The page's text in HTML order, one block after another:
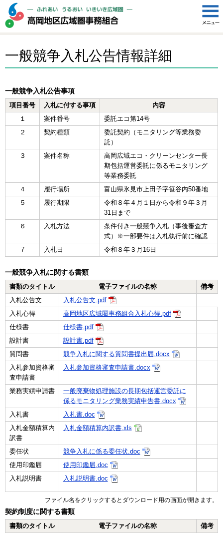
一般競争入札公告情報詳細
一般競争入札公告事項
項目番号 入札に付する事項
内容
１
案件番号
委託エコ第14号
２
契約種類
委託契約（モニタリング等業務委
託）
３
案件名称
高岡広域エコ・クリーンセンター長
期包括運営委託に係るモニタリング
等業務委託
４
履行場所
富山県氷見市上田子字笹谷内50番地
５
履行期限
令和８年４月１日から令和９年３月
31日まで
６
入札方法
条件付き一般競争入札（事後審査方
式）※一部要件は入札執行前に確認
7
入札日 令和８年３月16日
一般競争入札に関する書類
書類のタイトル 電子ファイルの名称
備考
入札公告文
入札公告文.pdf
入札心得
高岡地区広域圏事務組合入札心得.pdf
仕様書
仕様書.pdf
設計書
設計書.pdf
質問書
競争入札に関する質問書提出届.docx
入札参加資格審
査申請書
入札参加資格審査申請書.docx
業務実績申請書
一般廃棄物処理施設の長期包括運営委託に
係るモニタリング業務実績申告書.docx
入札書
入札書.doc
入札金額積算内
訳書
入札金額積算内訳書.xls
委任状
競争入札に係る委任状.doc
使用印鑑届
使用印鑑届.doc
入札説明書
入札説明書.doc
ファイル名をクリックするとダウンロード用の画面が開きます。
契約制度に関する書類
書類のタイトル 電子ファイルの名称
備考